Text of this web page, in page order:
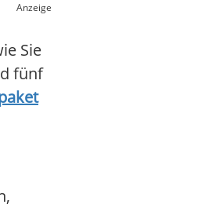
Anzeige
Sie
fünf